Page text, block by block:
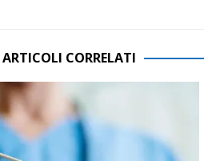
ARTICOLI CORRELATI